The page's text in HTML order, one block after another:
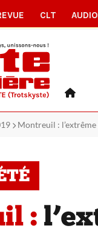
CLT
Montreuil :
: